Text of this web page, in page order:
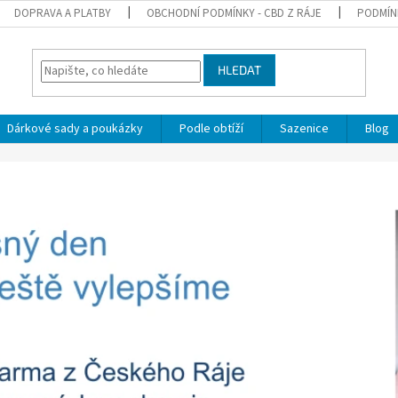
DOPRAVA A PLATBY OBCHODNÍ PODMÍNKY - CBD Z RÁJE
HLEDAT
Dárkové sady a poukázky Podle obtíží Sazenice Blog